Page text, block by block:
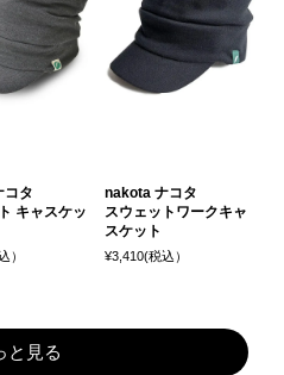
コタ
キャスケッ
）
nakota ナコタ
スウェットワークキャ
スケット
¥3,410(税込）
と見る